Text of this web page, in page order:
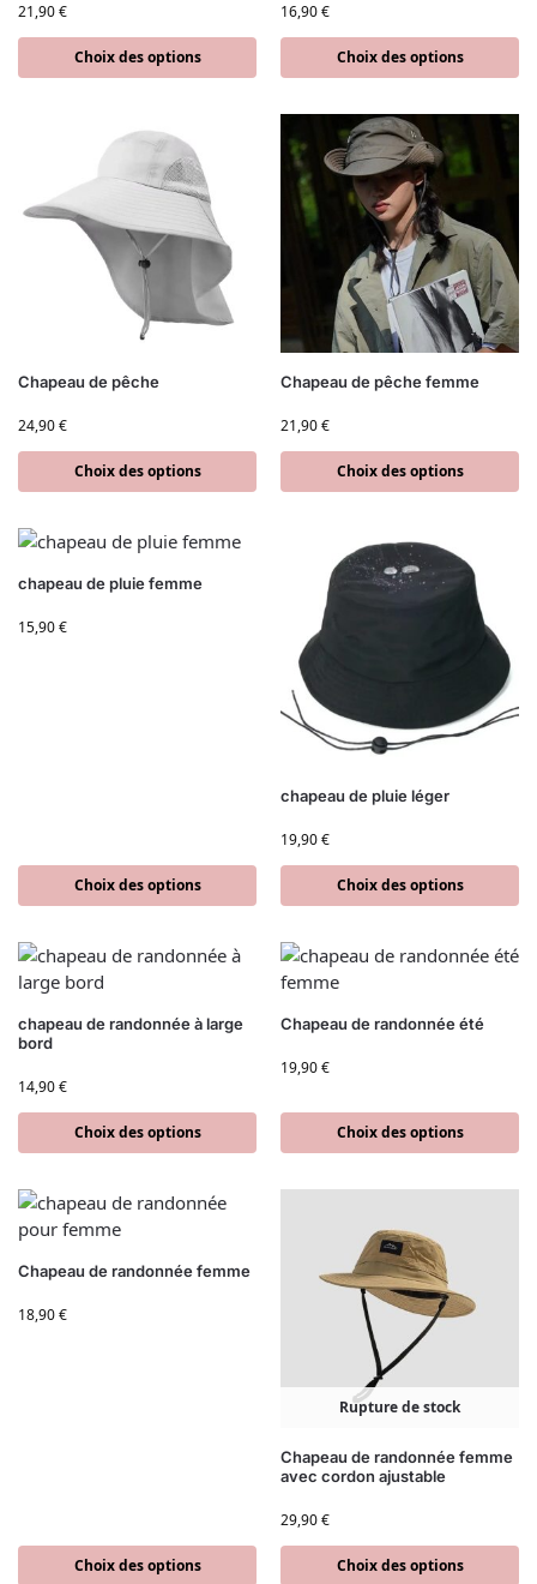
21,90€
Choix des options
16,90€
Choix des options
Chapeau de pêche
24,90€
Choix des options
Chapeau de pêche femme
21,90€
Choix des options
chapeau de pluie femme
15,90€
Choix des options
chapeau de pluie léger
19,90€
Choix des options
chapeau de randonnée à large
bord
14,90€
Choix des options
Chapeau de randonnée été
19,90€
Choix des options
Chapeau de randonnée femme
18,90€
Choix des options
Rupture de stock
Chapeau de randonnée femme
avec cordon ajustable
29,90€
Choix des options